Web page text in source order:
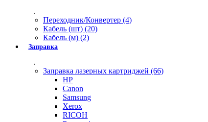
.
Переходник/Конвертер (4)
Кабель (шт) (20)
Кабель (м) (2)
Заправка
.
Заправка лазерных картриджей (66)
HP
Canon
Samsung
Xerox
RICOH